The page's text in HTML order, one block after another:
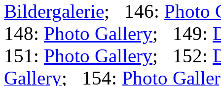
Bildergalerie; 146: Photo
148: Photo Gallery; 149:
151: Photo Gallery; 152:
Gallery; 154: Photo